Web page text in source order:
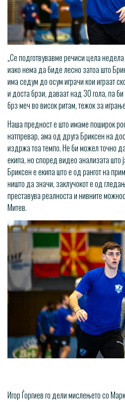
„Се подготвувавме речиси цела
иако нема да биде лесно затоа што
има седум до осум играчи кои играат
и доста брзи, даваат над 30 гола, па
брз меч во висок ритам, тежок за
Наша предност е што имаме поширок
натпревар, ама од друга Бриксен на
издржа тоа темпо. Не би можел точно
екипа, но според видео анализата што
Бриксен е екипа што е од рангот на
ништо да значи, заклучокот е од
преставува реалноста и нивните
Митев.
Игор Ѓоргиев го дели мислењето со